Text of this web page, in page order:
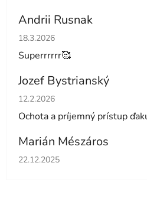
Andrii Rusnak
Hodnotenie obchodu je 5 z 5
18.3.2026
Superrrrrr🥰
Jozef Bystrianský
Hodnotenie obchodu je 5 z 5
12.2.2026
Ochota a príjemný prístup
Marián Mészáros
Hodnotenie obchodu je 5 z 5
22.12.2025